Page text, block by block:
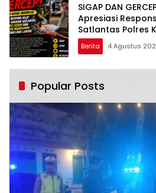
SIGAP DAN
Apresiasi
Satlantas Polres
Ngadiluwih dalam
Kecelakaan Lalu
Berita 4 Agustus
Popular Posts